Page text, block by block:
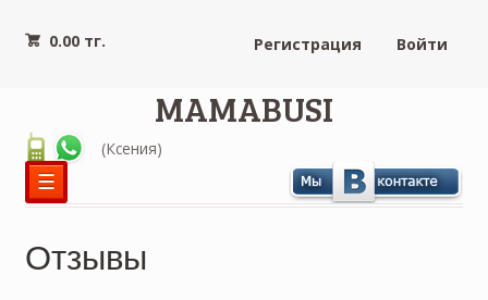
0.00 тг. Регистрация Войти
MAMABUSI
(Ксения)
☰
Отзывы